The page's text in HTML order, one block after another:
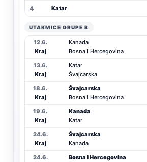
4 Katar
UTAKMICE GRUPE B
12.6.
Kraj
Kanada
Bosna i Hercegovina
13.6.
Kraj
Katar
Švajcarska
18.6.
Kraj
Švajcarska
Bosna i Hercegovina
19.6.
Kraj
Kanada
Katar
24.6.
Kraj
Švajcarska
Kanada
24.6.
Bosna i Hercegovina